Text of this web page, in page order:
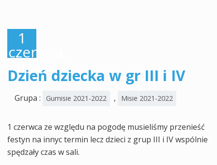
1
czerwca,
2022
Dzień dziecka w gr III i IV
Grupa : Gumisie 2021-2022 , Misie 2021-2022
1 czerwca ze względu na pogodę musieliśmy przenieść
festyn na innyc termin lecz dzieci z grup III i IV wspólnie
spędzały czas w sali.